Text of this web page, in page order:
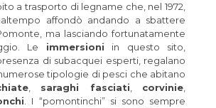
a trasporto di legname che, nel 1972,
affondò andando a sbattere
ma lasciando fortunatamente
Le immersioni in questo sito,
di subacquei esperti, regalano
tipologie di pesci che abitano
, saraghi fasciati, corvinie,
. I “pomontinchi” si sono sempre